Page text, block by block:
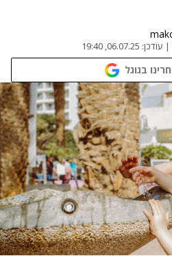
| עודכן: 06.07.25, 19:40
בגוגל